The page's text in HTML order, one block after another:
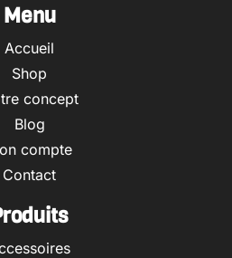
Menu
Accueil
Shop
concept
Blog
compte
Contact